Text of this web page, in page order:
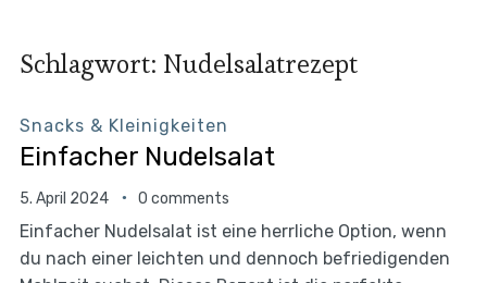
Schlagwort: Nudelsalatrezept
Snacks & Kleinigkeiten
Einfacher Nudelsalat
5. April 2024 0 comments
Einfacher Nudelsalat ist eine herrliche Option, wenn
du nach einer leichten und dennoch befriedigenden